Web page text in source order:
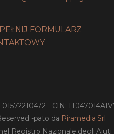
FORMULARZ
- CIN:
-pato da Piramedia Srl
Registro Nazionale degli Aiuti